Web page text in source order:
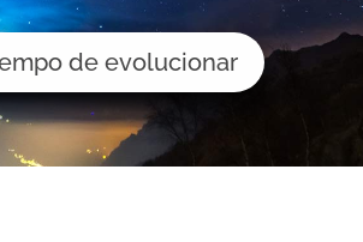
de evolucionar